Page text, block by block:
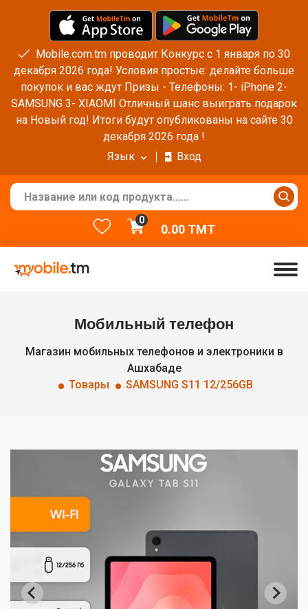
Mobile.com.tm проводит Конкурс с 1 января по 30
декабря 2026 года! Условия простые: делайте больше
покупок и вас ждут Призы - Телефоны: 1- iPhone 2-
SAMSUNG 3- XIAOMI Отличный шанс выиграть подарок
на Новый год! Итоги будут опубликованы на сайте 30
декабря 2026 года !
Язык
Вход
0
0.00TMT
Мобильный телефон
Магазин мобильных телефонов и электроники в
Ашхабаде
Товары
SAMSUNG S11 12/256GB